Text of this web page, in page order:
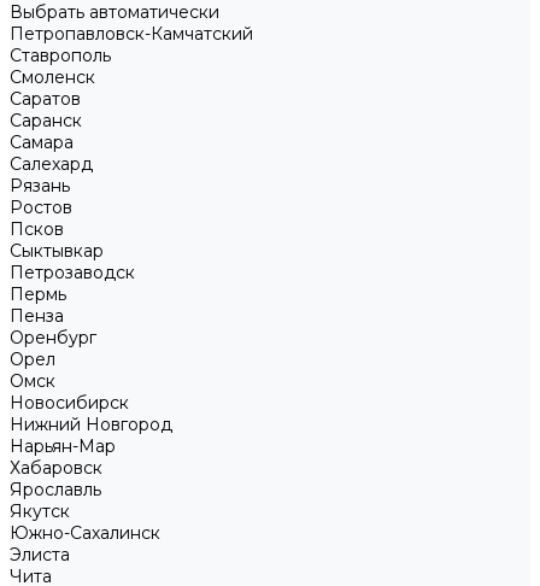
Выбрать автоматически
Петропавловск-Камчатский
Ставрополь
Смоленск
Саратов
Саранск
Самара
Салехард
Рязань
Ростов
Псков
Сыктывкар
Петрозаводск
Пермь
Пенза
Оренбург
Орел
Омск
Новосибирск
Нижний Новгород
Нарьян-Мар
Хабаровск
Ярославль
Якутск
Южно-Сахалинск
Элиста
Чита